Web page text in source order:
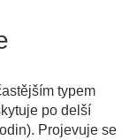
typem
po delší
Projevuje se